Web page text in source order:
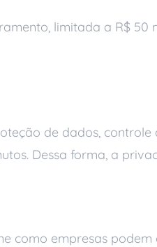
limitada a R$ 50
de dados,
Dessa forma, a
como empresas